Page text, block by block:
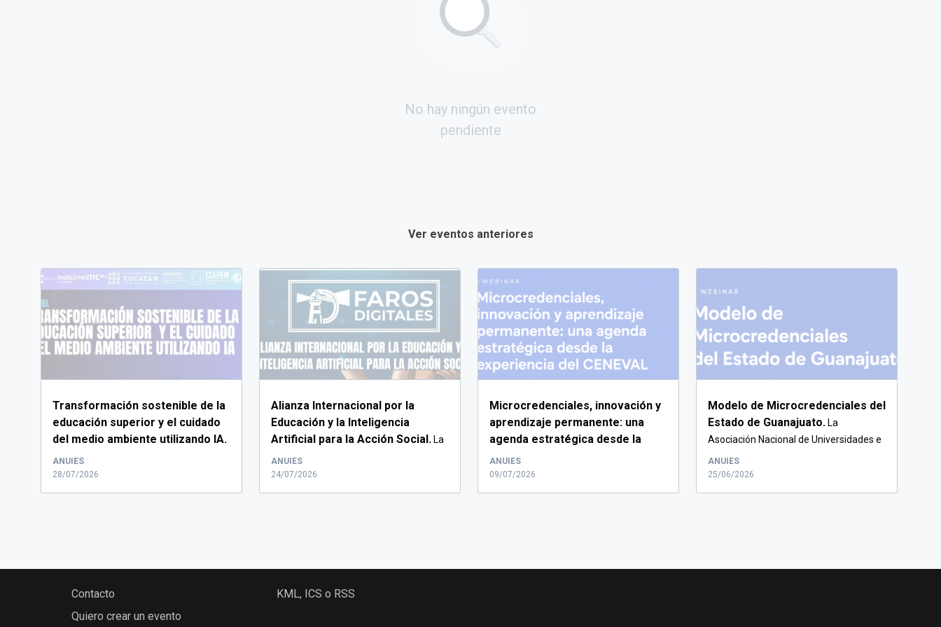
No hay ningún evento
pendiente
Ver eventos anteriores
Transformación sostenible de la
educación superior y el cuidado
del medio ambiente utilizando IA.
La As...
ANUIES
28/07/2026
Alianza Internacional por la
Educación y la Inteligencia
Artificial para la Acción Social. La
Asociació...
ANUIES
24/07/2026
Microcredenciales, innovación y
aprendizaje permanente: una
agenda estratégica desde la
experiencia del CENEVAL.
ANUIES
09/07/2026
Modelo de Microcredenciales del
Estado de Guanajuato. La
Asociación Nacional de Universidades e
Institu...
ANUIES
25/06/2026
Contacto
Quiero crear un evento
KML, ICS o RSS